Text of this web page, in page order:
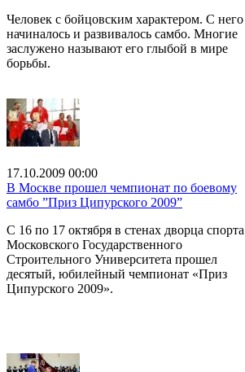
Человек с бойцовским характером. С него
начиналось и развивалось самбо. Многие
заслужено называют его глыбой в мире
борьбы.
17.10.2009 00:00
В Москве прошел чемпионат по боевому
самбо ”Приз Ципурского 2009”
С 16 по 17 октября в стенах дворца спорта
Московского Государственного
Строительного Университета прошел
десятый, юбилейный чемпионат «Приз
Ципурского 2009».